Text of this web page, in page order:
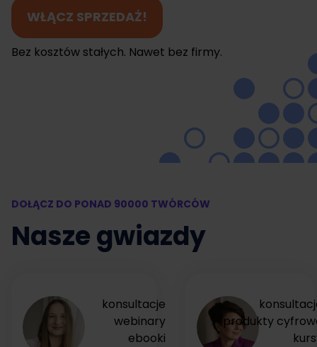
WŁĄCZ SPRZEDAŻ!
Bez kosztów stałych. Nawet bez firmy.
DOŁĄCZ DO PONAD 90000 TWÓRCÓW
Nasze gwiazdy
konsultacje
webinary
ebooki
produkty